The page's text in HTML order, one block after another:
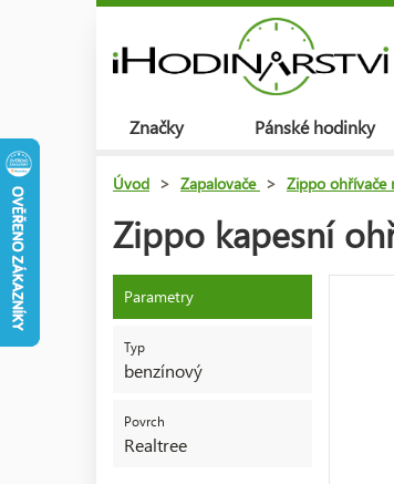
Značky Pánské hodinky
Úvod > Zapalovače > Zippo ohřívače
Zippo kapesní
Parametry
Typ
benzínový
Povrch
Realtree